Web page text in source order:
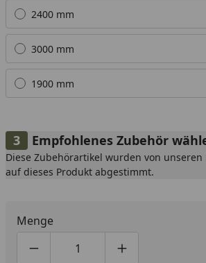
2400 mm
3000 mm
1900 mm
Empfohlenes Zubehör
Diese Zubehörartikel wurden von unseren
auf dieses Produkt abgestimmt.
Menge
Produktmenge um eins
Produktmenge manuell
Produktmenge